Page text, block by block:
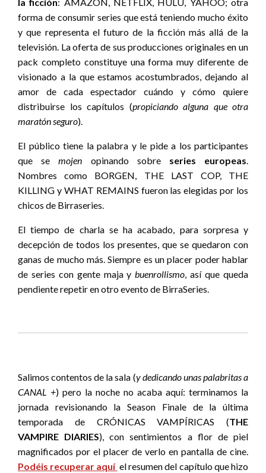
forma de consumir series que está teniendo mucho éxito
y que representa el futuro de la ficción más allá de la
televisión. La oferta de sus producciones originales en un
pack completo constituye una forma muy diferente de
visionado a la que estamos acostumbrados, dejando al
amor de cada espectador cuándo y cómo quiere
distribuirse los capítulos (propiciando alguna que otra
maratón seguro).
El público tiene la palabra y le pide a los participantes
que semojen opinando sobre series europeas.
Nombres como BORGEN, THE LAST COP, THE
KILLING y WHAT REMAINS fueron las elegidas por los
chicos de Birraseries.
El tiempo de charla se ha acabado, para sorpresa y
decepción de todos los presentes, que se quedaron con
ganas de mucho más. Siempre es un placer poder hablar
de series con gente maja ybuenrollismo, así que queda
pendiente repetir en otro evento de BirraSeries.
Salimos contentos de la sala (y dedicando unas palabritas a
CANAL +) pero la noche no acaba aquí: terminamos la
jornada revisionando la Season Finale de la última
temporada de CRÓNICAS VAMPÍRICAS (THE
VAMPIRE DIARIES), con sentimientos a flor de piel
magnificados por el placer de verlo en pantalla de cine.
Podéis recuperar aquí el resumen del capítulo que hizo